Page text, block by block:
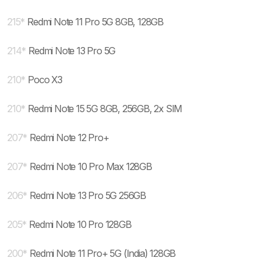
215* Redmi Note 11 Pro 5G 8GB, 128GB
214* Redmi Note 13 Pro 5G
210* Poco X3
210* Redmi Note 15 5G 8GB, 256GB, 2x SIM
207* Redmi Note 12 Pro+
207* Redmi Note 10 Pro Max 128GB
206* Redmi Note 13 Pro 5G 256GB
205* Redmi Note 10 Pro 128GB
200* Redmi Note 11 Pro+ 5G (India) 128GB